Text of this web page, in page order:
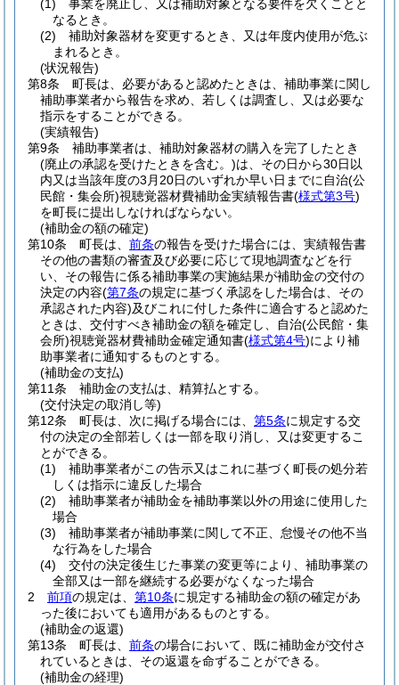
(1)
事業を廃止し、又は補助対象となる要件を欠くことと
なるとき。
(2)
補助対象器材を変更するとき、又は年度内使用が危ぶ
まれるとき。
(状況報告)
第8条
町長は、必要があると認めたときは、補助事業に関し
補助事業者から報告を求め、若しくは調査し、又は必要な
指示をすることができる。
(実績報告)
第9条
補助事業者は、補助対象器材の購入を完了したとき
(廃止の承認を受けたときを含む。)は、その日から30日以
内又は当該年度の3月20日のいずれか早い日までに自治(公
民館・集会所)視聴覚器材費補助金実績報告書(様式第3号)
を町長に提出しなければならない。
(補助金の額の確定)
第10条
町長は、 前条の報告を受けた場合には、実績報告書
その他の書類の審査及び必要に応じて現地調査などを行
い、その報告に係る補助事業の実施結果が補助金の交付の
決定の内容(第7条の規定に基づく承認をした場合は、その
承認された内容)及びこれに付した条件に適合すると認めた
ときは、交付すべき補助金の額を確定し、自治(公民館・集
会所)視聴覚器材費補助金確定通知書(様式第4号)により補
助事業者に通知するものとする。
(補助金の支払)
第11条
補助金の支払は、精算払とする。
(交付決定の取消し等)
第12条
町長は、次に掲げる場合には、 第5条に規定する交
付の決定の全部若しくは一部を取り消し、又は変更するこ
とができる。
(1)
補助事業者がこの告示又はこれに基づく町長の処分若
しくは指示に違反した場合
(2)
補助事業者が補助金を補助事業以外の用途に使用した
場合
(3)
補助事業者が補助事業に関して不正、怠慢その他不当
な行為をした場合
(4)
交付の決定後生じた事業の変更等により、補助事業の
全部又は一部を継続する必要がなくなった場合
2
前項の規定は、 第10条に規定する補助金の額の確定があ
った後においても適用があるものとする。
(補助金の返還)
第13条
町長は、 前条の場合において、既に補助金が交付さ
れているときは、その返還を命ずることができる。
(補助金の経理)